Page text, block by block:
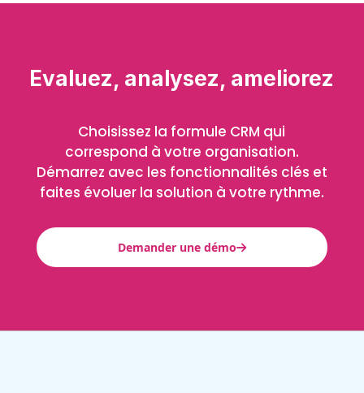
Evaluez, analysez, ameliorez
Choisissez la formule CRM qui
correspond à votre organisation.
Démarrez avec les fonctionnalités clés et
faites évoluer la solution à votre rythme.
Demander une démo